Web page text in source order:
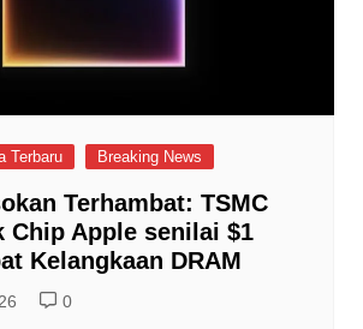
Terbaru Breaking News
Terhambat: TSMC
Chip Apple senilai $1
Kelangkaan DRAM
0